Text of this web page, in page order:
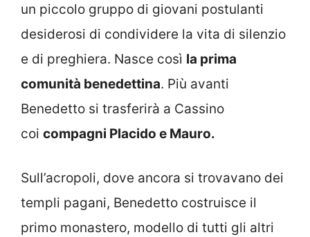
un piccolo gruppo di giovani postulanti
desiderosi di condividere la vita di silenzio
e di preghiera. Nasce così la prima
comunità benedettina. Più avanti
Benedetto si trasferirà a Cassino
coi compagni Placido e Mauro.
Sull’acropoli, dove ancora si trovavano dei
templi pagani, Benedetto costruisce il
primo monastero, modello di tutti gli altri